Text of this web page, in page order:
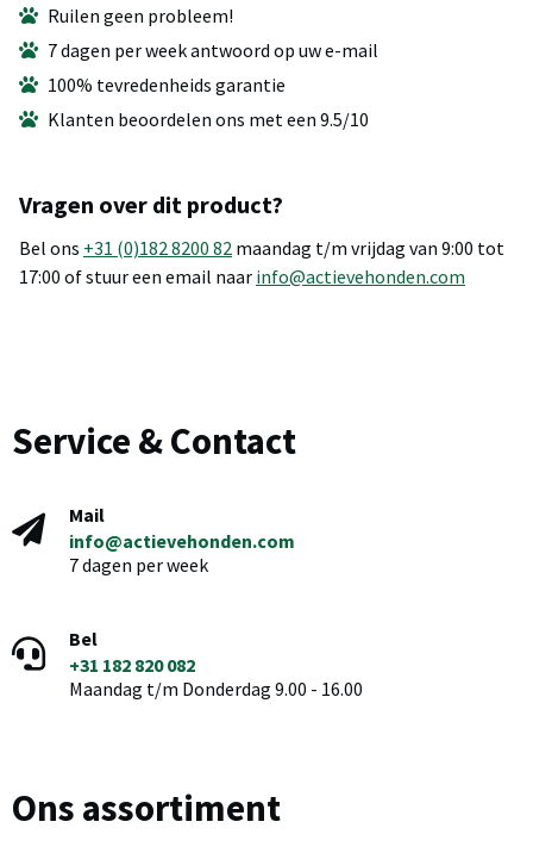
Ruilen geen probleem!
7 dagen per week antwoord op uw e-mail
100% tevredenheids garantie
Klanten beoordelen ons met een 9.5/10
Vragen over dit product?
Bel ons +31 (0)182 8200 82 maandag t/m vrijdag van 9:00 tot
17:00 of stuur een email naar info@actievehonden.com
Service & Contact
Mail
info@actievehonden.com
7 dagen per week
Bel
+31 182 820 082
Maandag t/m Donderdag 9.00 - 16.00
Ons assortiment